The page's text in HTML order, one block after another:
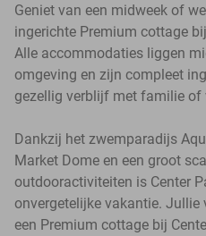
Geniet van een midweek of
ingerichte Premium cottage
Alle accommodaties liggen
omgeving en zijn compleet
gezellig verblijf met familie of
Dankzij het zwemparadijs
Market Dome en een groot
outdooractiviteiten is Center
onvergetelijke vakantie. Jullie
een Premium cottage bij